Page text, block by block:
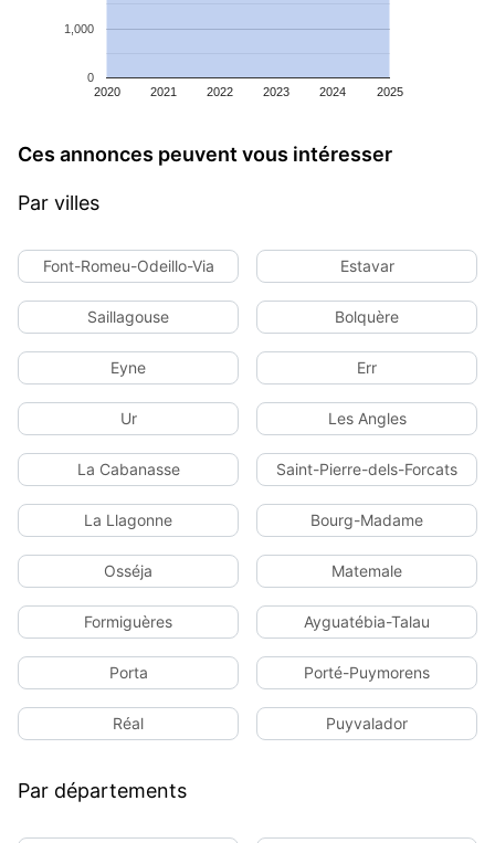
2020 2021 2022 2023 2024 2025
0
1,000
Ces annonces peuvent vous intéresser
Par villes
Font-Romeu-Odeillo-Via Estavar
Saillagouse Bolquère
Eyne Err
Ur Les Angles
La Cabanasse Saint-Pierre-dels-Forcats
La Llagonne Bourg-Madame
Osséja Matemale
Formiguères Ayguatébia-Talau
Porta Porté-Puymorens
Réal Puyvalador
Par départements